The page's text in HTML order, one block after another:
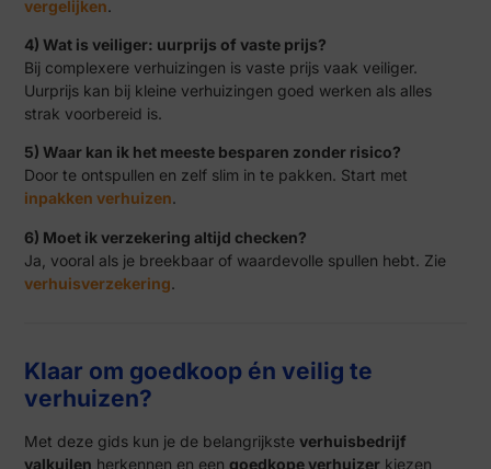
vergelijken.
4) Wat is veiliger: uurprijs of vaste prijs?
Bij complexere verhuizingen is vaste prijs vaak veiliger.
Uurprijs kan bij kleine verhuizingen goed werken als alles
strak voorbereid is.
5) Waar kan ik het meeste besparen zonder risico?
Door te ontspullen en zelf slim in te pakken. Start met
inpakken verhuizen.
6) Moet ik verzekering altijd checken?
Ja, vooral als je breekbaar of waardevolle spullen hebt. Zie
verhuisverzekering.
Klaar om goedkoop én veilig te
verhuizen?
Met deze gids kun je de belangrijksteverhuisbedrijf
valkuilen herkennen en eengoedkope verhuizer kiezen